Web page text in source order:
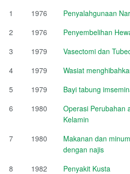
1
1976
Penyalahgunaan
2
1976
Penyembelihan
3
1979
Vasectomi dan
4
1979
Wasiat
5
1979
Bayi tabung
6
1980
Operasi Perubahan
Kelamin
7
1980
Makanan dan
dengan najis
8
1982
Penyakit Kusta